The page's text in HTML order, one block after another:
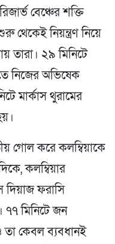
বেঞ্চের শক্তি
থেকেই নিয়ন্ত্রণ নিয়ে
তারা। ২৯ মিনিটে
নিজের অভিষেক
মার্কাস থুরামের
গোল করে কলম্বিয়াকে
কলম্বিয়ার
দিয়াজ ফরাসি
৭৭ মিনিটে জন
কেবল ব্যবধানই